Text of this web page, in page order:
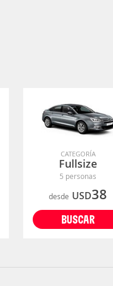
CATEGORÍA
Fullsize
5 personas
desde USD38
BUSCAR